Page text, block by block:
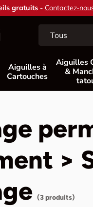
-Contactez-nous
Tous
Aiguilles à
Cartouches
Aiguilles
&
>
(3 produits)